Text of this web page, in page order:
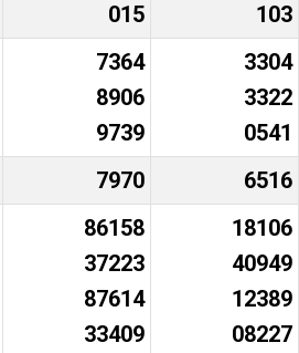
015 103
7364
8906
9739
3304
3322
0541
7970 6516
86158
37223
87614
33409
18106
40949
12389
08227